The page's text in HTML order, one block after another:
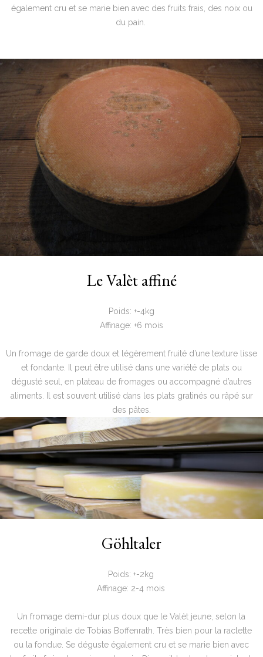
également cru et se marie bien avec des fruits frais, des noix ou
du pain.
Le Valèt affiné
Poids: +-4kg
Affinage: +6 mois
Un fromage de garde doux et légèrement fruité d’une texture lisse
et fondante. Il peut être utilisé dans une variété de plats ou
dégusté seul, en plateau de fromages ou accompagné d’autres
aliments. Il est souvent utilisé dans les plats gratinés ou râpé sur
des pâtes.
Göhltaler
Poids: +-2kg
Affinage: 2-4 mois
Un fromage demi-dur plus doux que le Valèt jeune, selon la
recette originale de Tobias Boffenrath. Très bien pour la raclette
ou la fondue. Se déguste également cru et se marie bien avec